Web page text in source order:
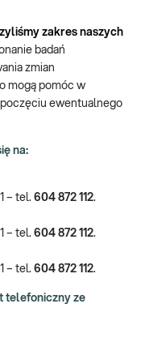
zakres naszych
badań
zmian
mogą pomóc w
ewentualnego
na:
– tel. 604 872 112.
– tel. 604 872 112.
– tel. 604 872 112.
telefoniczny ze